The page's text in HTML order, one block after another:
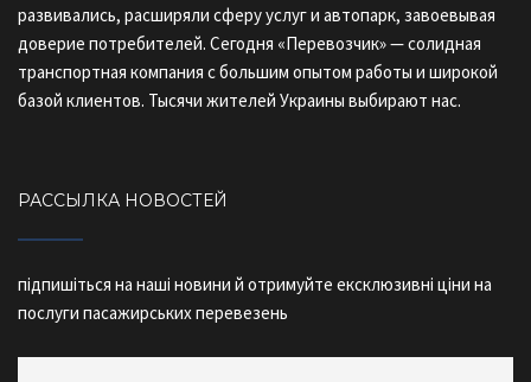
развивались, расширяли сферу услуг и автопарк, завоевывая
доверие потребителей. Сегодня «Перевозчик» — солидная
транспортная компания с большим опытом работы и широкой
базой клиентов. Тысячи жителей Украины выбирают нас.
РАССЫЛКА НОВОСТЕЙ
підпишіться на наші новини й отримуйте ексклюзивні ціни на
послуги пасажирських перевезень